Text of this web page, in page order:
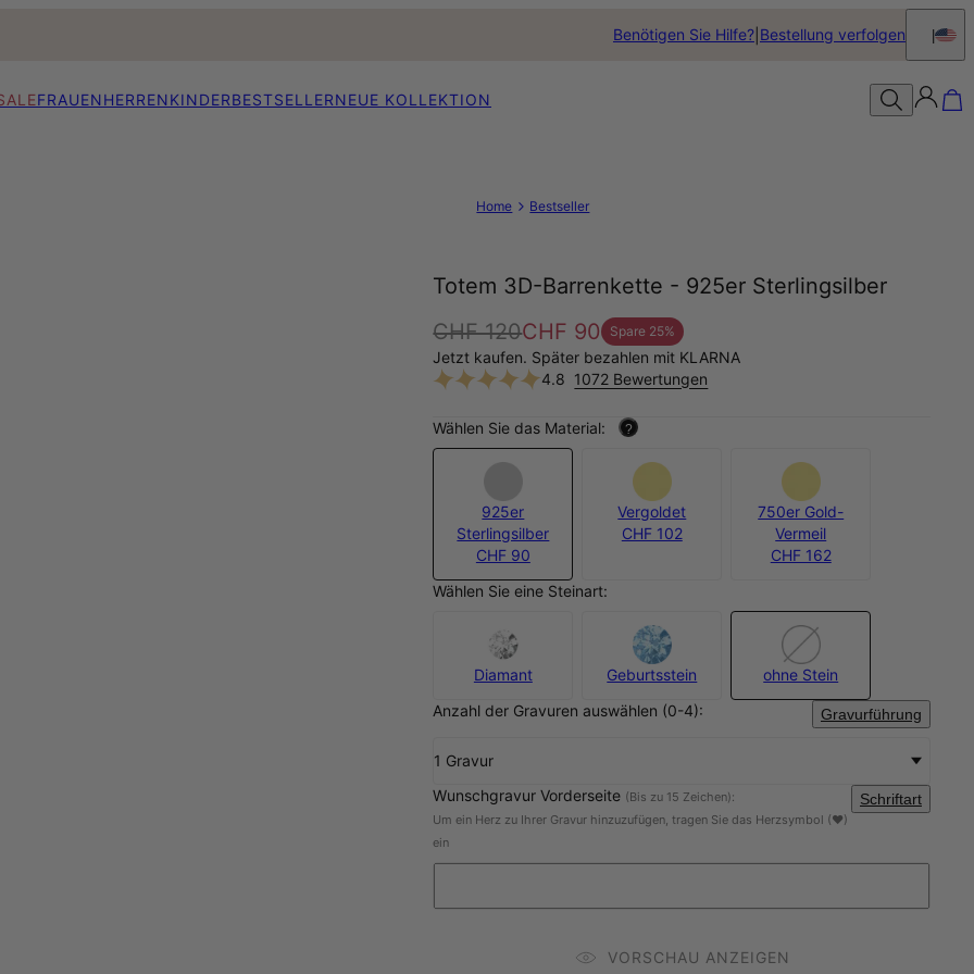
Benötigen Sie Hilfe? Bestellung verfolgen
FRAUENHERRENKINDERBESTSELLERNEUE KOLLEKTION
Home Bestseller
Totem 3D-Barrenkette - 925er Sterlingsilber
CHF 120CHF 90 Spare 25%
Jetzt kaufen. Später bezahlen mit KLARNA
4.8 1072 Bewertungen
Wählen Sie das Material: ?
925er
Sterlingsilber
CHF 90
Vergoldet
CHF 102
750er Gold-
Vermeil
CHF 162
Wählen Sie eine Steinart:
Diamant Geburtsstein
ohne Stein
Anzahl der Gravuren auswählen (0-4):
Gravurführung
1 Gravur
Wunschgravur Vorderseite (Bis zu 15 Zeichen): Schriftart
Um ein Herz zu Ihrer Gravur hinzuzufügen, tragen Sie das Herzsymbol (❤)
ein
VORSCHAU ANZEIGEN